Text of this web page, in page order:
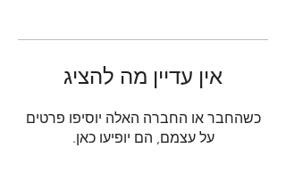
אין עדיין מה להציג
כשהחבר או החברה האלה יוסיפו פרטים
על עצמם, הם יופיעו כאן.